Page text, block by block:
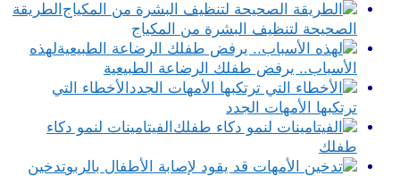
الطريقة
الصحيحة لتنظيف البشرة من المكياج
لهذه
الأسباب.. يرفض طفلك الرضاعة الطبيعية
الأخطاء التي
ترتكبها الأمهات الجدد
الفيتامينات لنمو دكاء
طفلك
تدخين